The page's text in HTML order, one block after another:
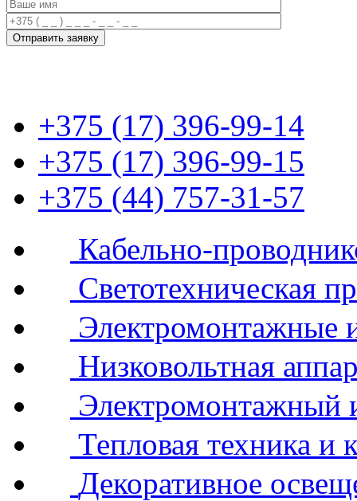
+375 (17) 396-99-14
+375 (17) 396-99-15
+375 (44) 757-31-57
Кабельно-
Светотехническая
Электромонтажные
Низковольтная
Электромонтажный
Тепловая техника и
Декоративное